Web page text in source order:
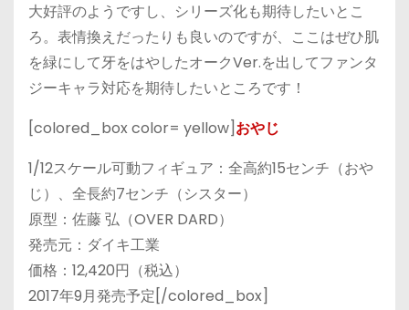
大好評のようですし、シリーズ化も期待したいとこ
ろ。表情換えだったりも良いのですが、ここはぜひ肌
を緑にして牙をはやしたオークVer.を出してファンタ
ジーキャラ対応を期待したいところです！
[colored_box color= yellow]おやじ
1/12スケール可動フィギュア：全高約15センチ（おや
じ）、全長約7センチ（シスター）
原型：佐藤 弘（OVER DARD）
発売元：ダイキ工業
価格：12,420円（税込）
2017年9月発売予定[/colored_box]